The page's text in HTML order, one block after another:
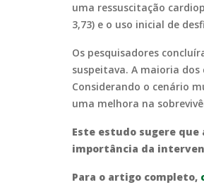
uma ressuscitação
3,73) e o uso inicial de
Os pesquisadores
suspeitava. A maioria
Considerando o cenário
uma melhora na
Este estudo sugere
importância da
Para o artigo completo,